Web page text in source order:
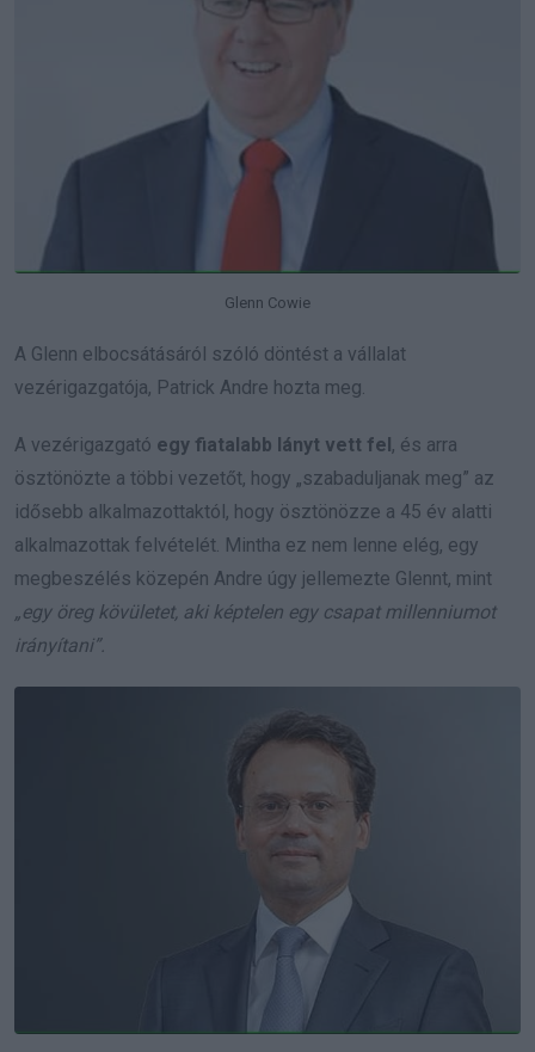
Glenn Cowie
A Glenn elbocsátásáról szóló döntést a vállalat
vezérigazgatója, Patrick Andre hozta meg.
A vezérigazgató egy fiatalabb lányt vett fel, és arra
ösztönözte a többi vezetőt, hogy „szabaduljanak meg” az
idősebb alkalmazottaktól, hogy ösztönözze a 45 év alatti
alkalmazottak felvételét. Mintha ez nem lenne elég, egy
megbeszélés közepén Andre úgy jellemezte Glennt, mint
„egy öreg kövületet, aki képtelen egy csapat millenniumot
irányítani”.